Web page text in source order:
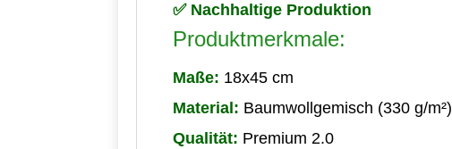
✅ Nachhaltige Produktion
Produktmerkmale:
Maße: 18x45 cm
Material: Baumwollgemisch (330 g/m²)
Qualität: Premium 2.0